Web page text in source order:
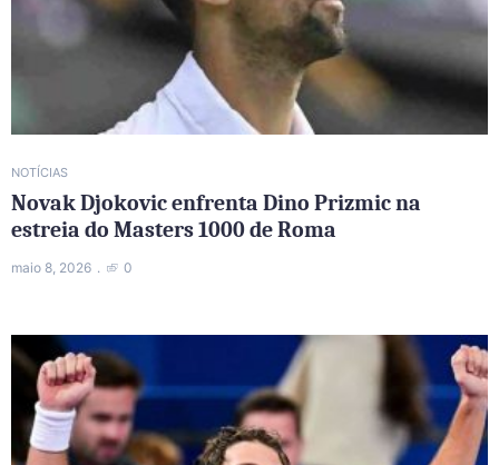
NOTÍCIAS
Novak Djokovic enfrenta Dino Prizmic na
estreia do Masters 1000 de Roma
maio 8, 2026 0